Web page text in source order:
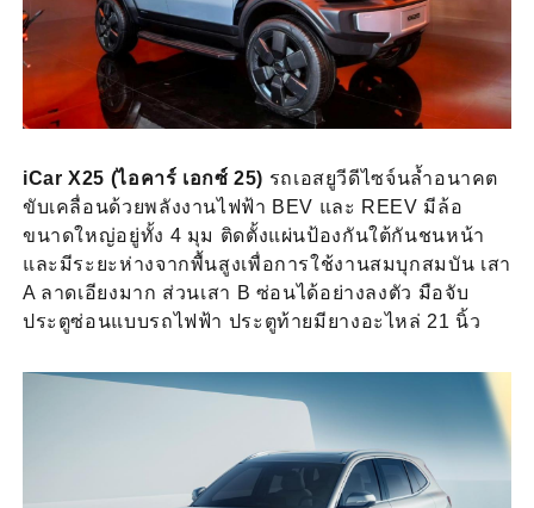
iCar X25 (ไอคาร์ เอกซ์ 25) รถเอสยูวีดีไซจ์นล้ำอนาคต
ขับเคลื่อนด้วยพลังงานไฟฟ้า BEV และ REEV มีล้อ
ขนาดใหญ่อยู่ทั้ง 4 มุม ติดตั้งแผ่นป้องกันใต้กันชนหน้า
และมีระยะห่างจากพื้นสูงเพื่อการใช้งานสมบุกสมบัน เสา
A ลาดเอียงมาก ส่วนเสา B ซ่อนได้อย่างลงตัว มือจับ
ประตูซ่อนแบบรถไฟฟ้า ประตูท้ายมียางอะไหล่ 21 นิ้ว